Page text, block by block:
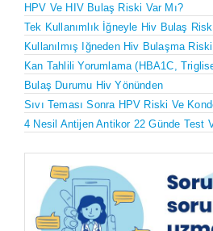
HPV Ve HIV Bulaş Riski Var Mı?
Tek Kullanımlık İğneyle Hiv Bulaş
Kullanılmış Iğneden Hiv Bulaşma Riski
Kan Tahlili Yorumlama (HBA1C,
Bulaş Durumu Hiv Yönünden
Sıvı Teması Sonra HPV Riski Ve
4 Nesil Antijen Antikor 22 Günde Test